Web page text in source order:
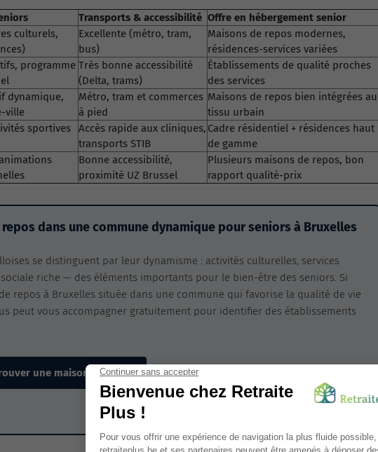
Transports & accessibilité Offre en hébergement senior
culturels,
Excellente (métro, tram,
bus)
Maisons de repos modernes,
résidences-services variées
programme Très bonne accessibilité
(Delta, trams)
Établissements de qualité proches
des services
dynamique,
ville
Métro, tram et commerces
à pied
Maisons de repos bien intégrées au
tissu urbain
sportives
Accès rapide aux cliniques,
transports STIB
Cadre résidentiel + résidences haut
de gamme
Bonne accessibilité,
proximité UZ Brussel
Plusieurs maisons de repos, bon
rapport qualité-prix
dans une commune dynamique pour seniors à Bruxelles
se distinguent par leur dynamisme : activités culturelles, services
riche — des éléments importants pour le bien-être des seniors. Si
repos à Bruxelles située dans une commune qui favorise la qualité de vie
peut vous accompagner gratuitement pour identifier des établissements
une maison de repos